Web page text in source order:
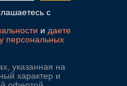
с
и даете
персональных
указанная на
характер и